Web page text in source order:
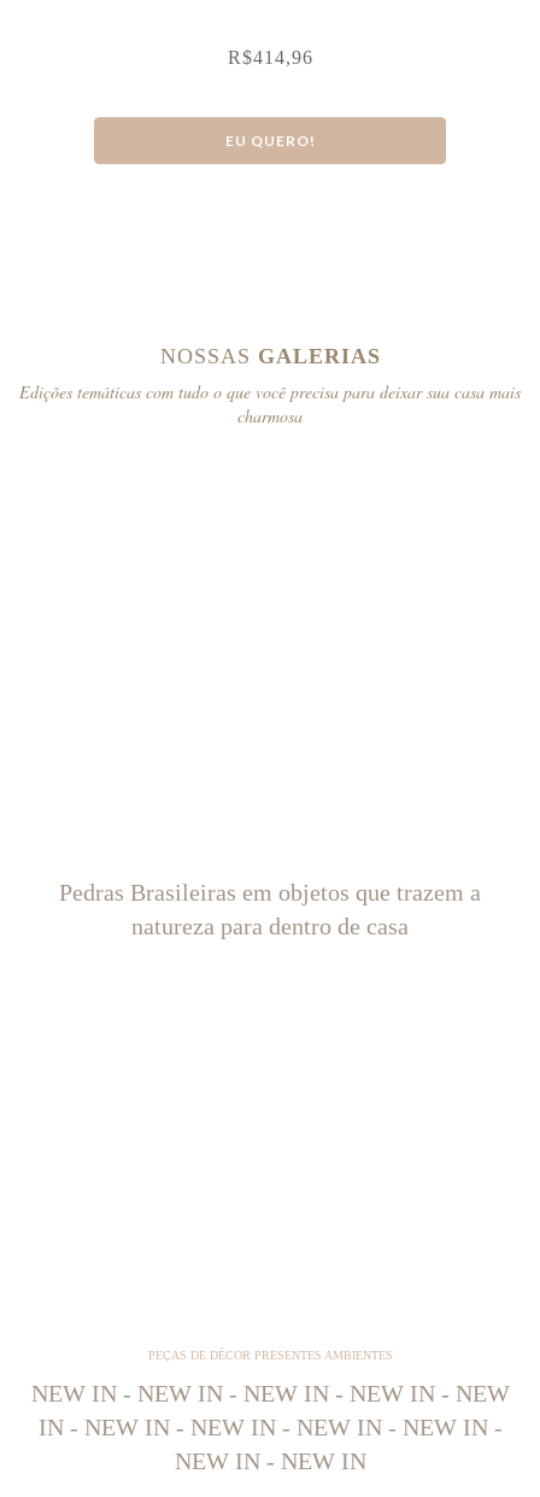
R$414,96
EU QUERO!
NOSSAS GALERIAS
Edições temáticas com tudo o que você precisa para deixar sua casa mais
charmosa
Pedras Brasileiras em objetos que trazem a
natureza para dentro de casa
PEÇAS DE DÉCOR PRESENTES AMBIENTES
NEW IN - NEW IN - NEW IN - NEW IN - NEW
IN - NEW IN - NEW IN - NEW IN - NEW IN -
NEW IN - NEW IN